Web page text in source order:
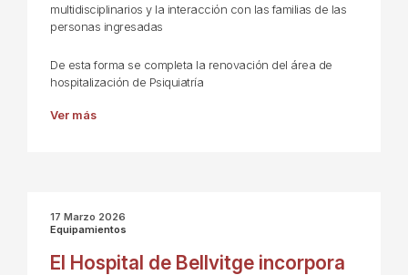
multidisciplinarios y la interacción con las familias de las
personas ingresadas
De esta forma se completa la renovación del área de
hospitalización de Psiquiatría
Ver más
17 Marzo 2026
Equipamientos
El Hospital de Bellvitge incorpora